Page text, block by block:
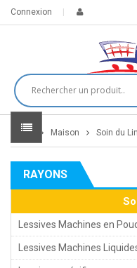
Connexion
Home Maison Soin du
RAYONS
Lessives Machines en
Lessives Machines